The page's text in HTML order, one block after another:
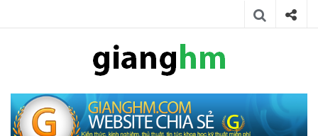
gianghm
kỹ thuật miễn phí